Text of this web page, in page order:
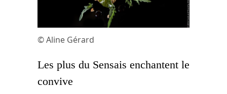
© Aline Gérard
Les plus du Sensais enchantent le
convive